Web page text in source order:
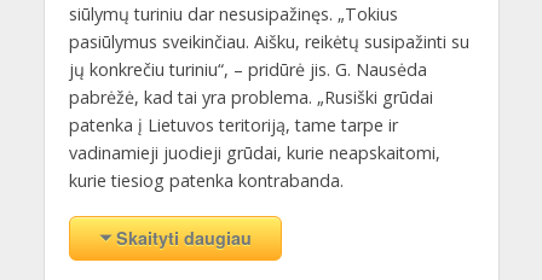
siūlymų turiniu dar nesusipažinęs. „Tokius
pasiūlymus sveikinčiau. Aišku, reikėtų susipažinti su
jų konkrečiu turiniu“, – pridūrė jis. G. Nausėda
pabrėžė, kad tai yra problema. „Rusiški grūdai
patenka į Lietuvos teritoriją, tame tarpe ir
vadinamieji juodieji grūdai, kurie neapskaitomi,
kurie tiesiog patenka kontrabanda.
Skaityti daugiau